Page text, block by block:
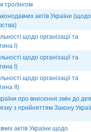
тролінгом
актів України (щодо
щодо організації та
І)
щодо організації та
І)
щодо організації та
ІІ)
про внесення змін до
з прийняттям Закону
актів України щодо